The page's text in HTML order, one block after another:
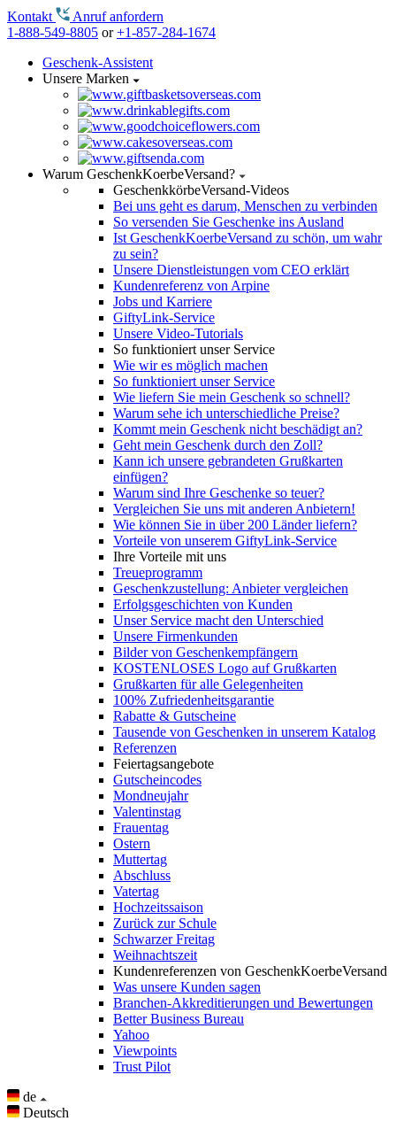
Kontakt
Anruf anfordern
1-888-549-8805 or+1-857-284-1674
Geschenk-Assistent
Unsere Marken
Warum GeschenkKoerbeVersand?
GeschenkkörbeVersand-Videos
Bei uns geht es darum, Menschen zu verbinden
So versenden Sie Geschenke ins Ausland
Ist GeschenkKoerbeVersand zu schön, um wahr
zu sein?
Unsere Dienstleistungen vom CEO erklärt
Kundenreferenz von Arpine
Jobs und Karriere
GiftyLink-Service
Unsere Video-Tutorials
So funktioniert unser Service
Wie wir es möglich machen
So funktioniert unser Service
Wie liefern Sie mein Geschenk so schnell?
Warum sehe ich unterschiedliche Preise?
Kommt mein Geschenk nicht beschädigt an?
Geht mein Geschenk durch den Zoll?
Kann ich unsere gebrandeten Grußkarten
einfügen?
Warum sind Ihre Geschenke so teuer?
Vergleichen Sie uns mit anderen Anbietern!
Wie können Sie in über 200 Länder liefern?
Vorteile von unserem GiftyLink-Service
Ihre Vorteile mit uns
Treueprogramm
Geschenkzustellung: Anbieter vergleichen
Erfolgsgeschichten von Kunden
Unser Service macht den Unterschied
Unsere Firmenkunden
Bilder von Geschenkempfängern
KOSTENLOSES Logo auf Grußkarten
Grußkarten für alle Gelegenheiten
100% Zufriedenheitsgarantie
Rabatte & Gutscheine
Tausende von Geschenken in unserem Katalog
Referenzen
Feiertagsangebote
Gutscheincodes
Mondneujahr
Valentinstag
Frauentag
Ostern
Muttertag
Abschluss
Vatertag
Hochzeitssaison
Zurück zur Schule
Schwarzer Freitag
Weihnachtszeit
Kundenreferenzen von GeschenkKoerbeVersand
Was unsere Kunden sagen
Branchen-Akkreditierungen und Bewertungen
Better Business Bureau
Yahoo
Viewpoints
Trust Pilot
de
Deutsch